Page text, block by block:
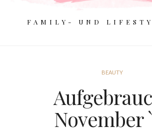
FAMILY- UND
BEAUTY
November